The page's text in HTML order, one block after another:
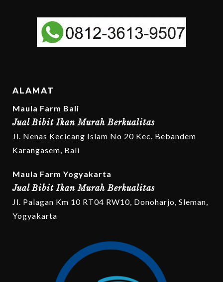
ALAMAT
Maula Farm Bali
Jual Bibit Ikan Murah Berkualitas
Jl. Nenas Kecicang Islam No 20 Kec. Bebandem
Karangasem, Bali
Maula Farm Yogyakarta
Jual Bibit Ikan Murah Berkualitas
Jl. Palagan Km 10 RT04 RW10, Donoharjo, Sleman,
Yogyakarta